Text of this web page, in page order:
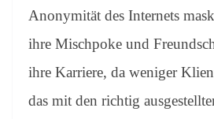
Anonymität des Internets
ihre Mischpoke und
ihre Karriere, da weniger
das mit den richtig